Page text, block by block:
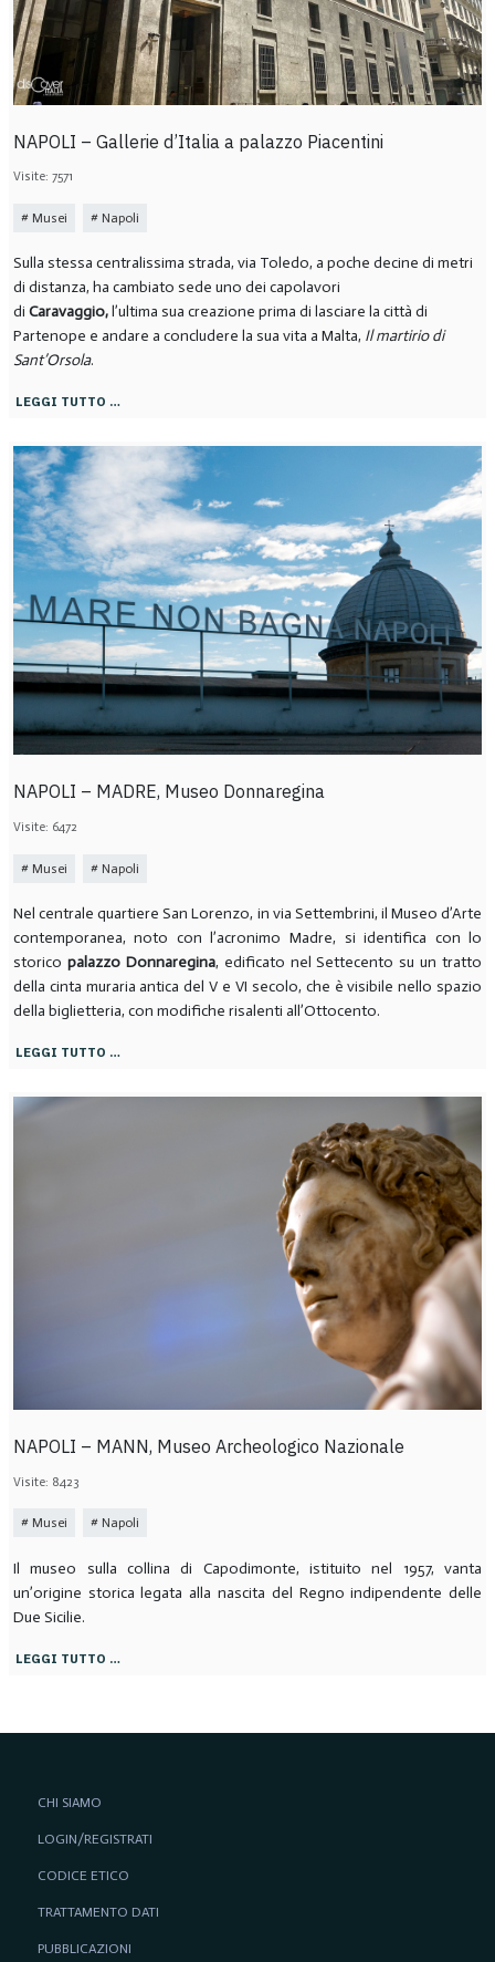
NAPOLI – Gallerie d’Italia a palazzo Piacentini
Visite: 7571
Musei Napoli
Sulla stessa centralissima strada, via Toledo, a poche decine di metri
di distanza, ha cambiato sede uno dei capolavori
di Caravaggio,l’ultima sua creazione prima di lasciare la città di
Partenope e andare a concludere la sua vita a Malta, Il martirio di
Sant’Orsola.
LEGGI TUTTO …
NAPOLI – MADRE, Museo Donnaregina
Visite: 6472
Musei Napoli
Nel centrale quartiere San Lorenzo, in via Settembrini, il Museo d’Arte
contemporanea, noto con l’acronimo Madre, si identifica con lo
storico palazzo Donnaregina, edificato nel Settecento su un tratto
della cinta muraria antica del V e VI secolo, che è visibile nello spazio
della biglietteria, con modifiche risalenti all’Ottocento.
LEGGI TUTTO …
NAPOLI – MANN, Museo Archeologico Nazionale
Visite: 8423
Musei Napoli
Il museo sulla collina di Capodimonte, istituito nel 1957, vanta
un’origine storica legata alla nascita del Regno indipendente delle
Due Sicilie.
LEGGI TUTTO …
CHI SIAMO
LOGIN/REGISTRATI
CODICE ETICO
TRATTAMENTO DATI
PUBBLICAZIONI